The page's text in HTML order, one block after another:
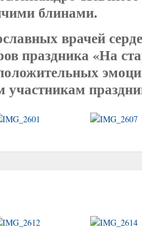
блинами.
врачей
праздника «На
участникам